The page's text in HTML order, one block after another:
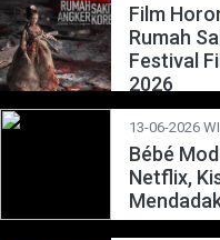
Film
Rumah
Festival
2026
13-06-2026
Bébé
Netflix,